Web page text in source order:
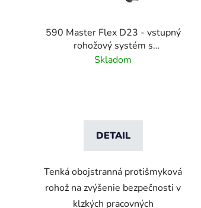
590 Master Flex D23 - vstupný
rohožový systém s
odvodňovacími otvormi
Skladom
DETAIL
Tenká obojstranná protišmyková
rohož na zvýšenie bezpečnosti v
klzkých pracovných